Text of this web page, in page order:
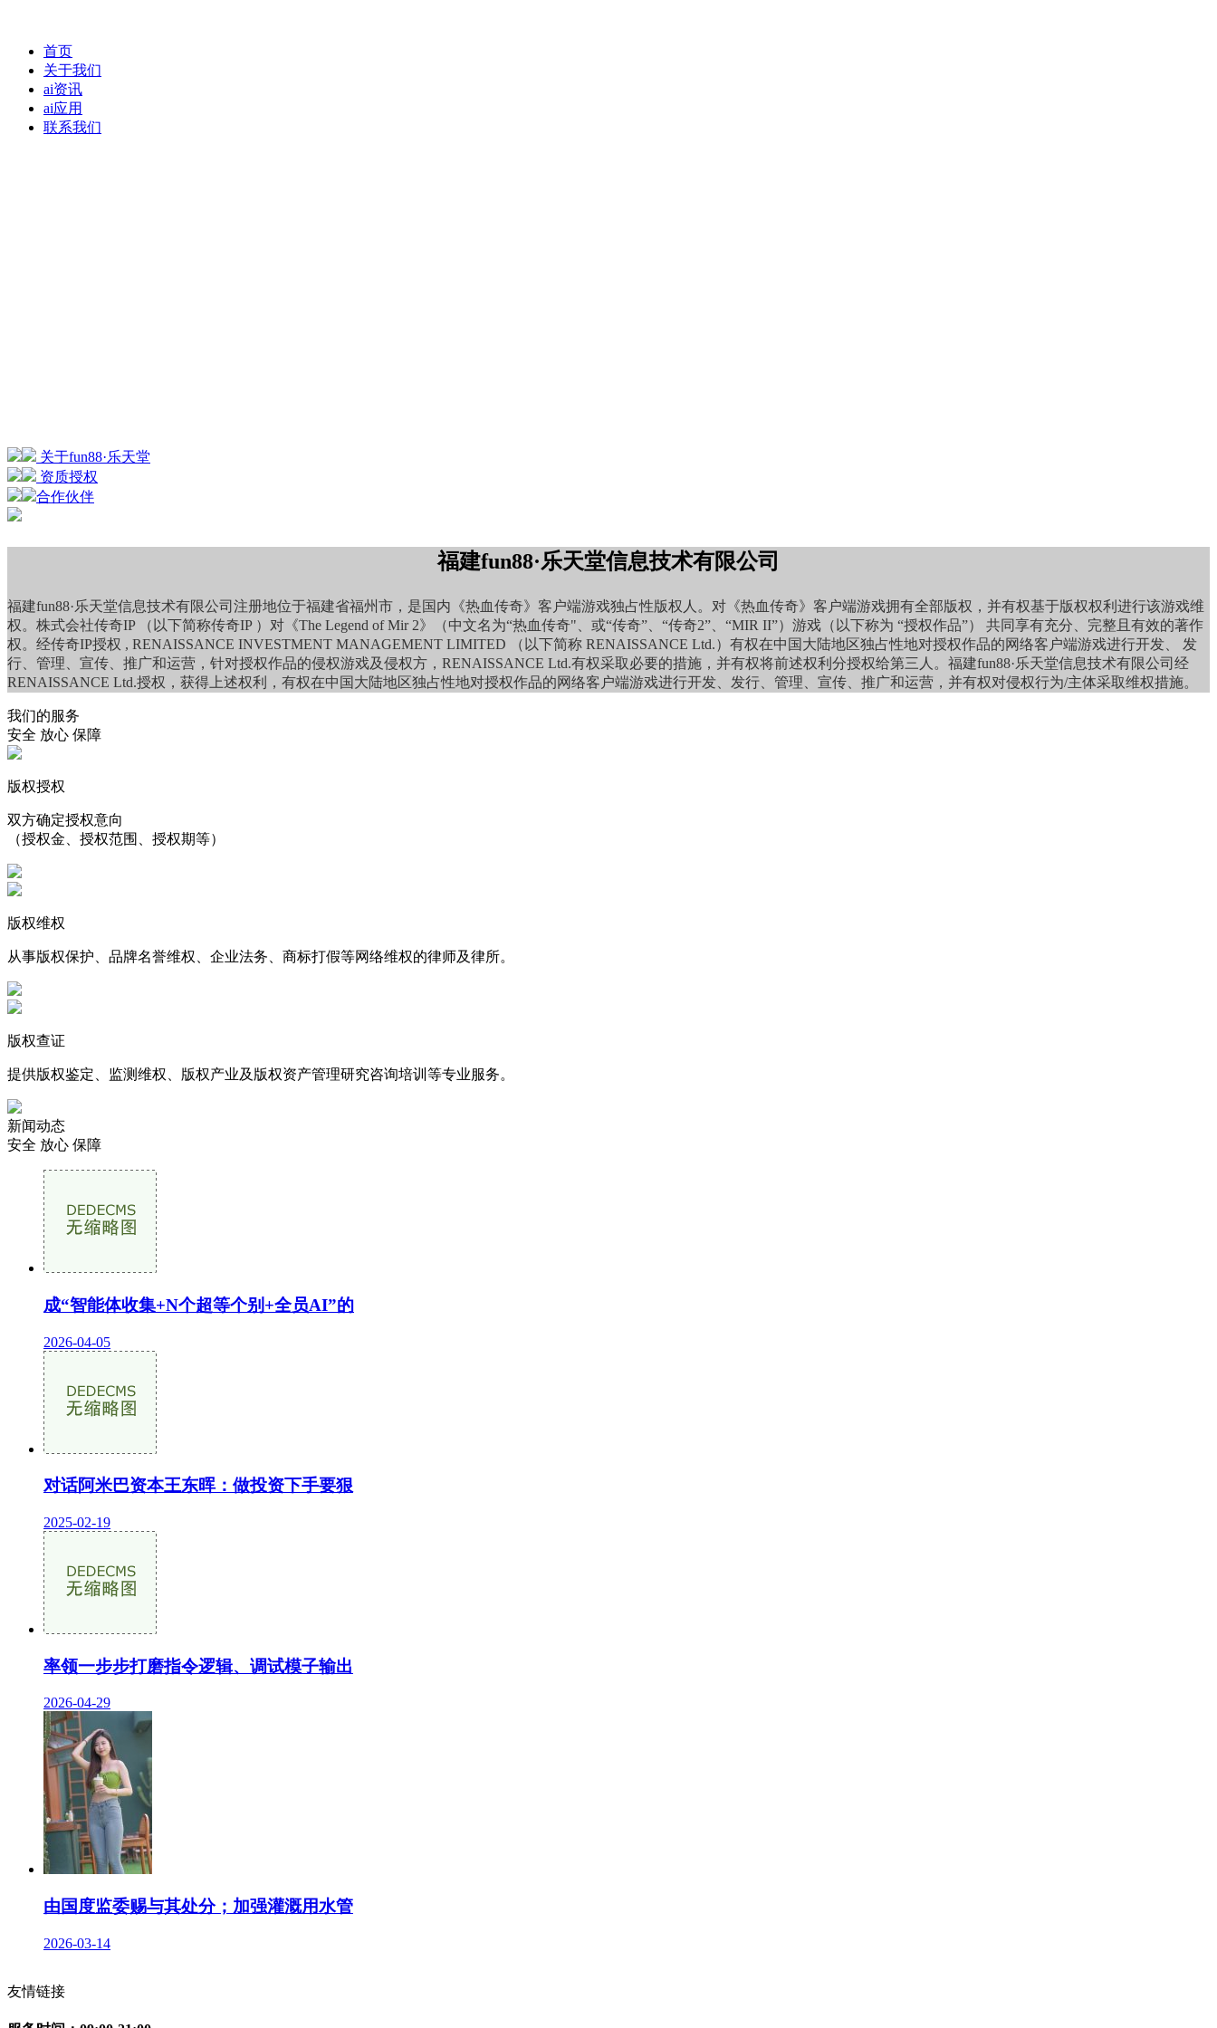
首页
关于我们
ai资讯
ai应用
联系我们
关于fun88·乐天堂
资质授权
合作伙伴
福建fun88·乐天堂信息技术有限公司
福建fun88·乐天堂信息技术有限公司注册地位于福建省福州市，是国内《热血传奇》客户端游戏独占性版权人。对《热血传奇》客户端游戏拥有全部版权，并有权基于版权权利进行该游戏维
权。株式会社传奇IP （以下简称传奇IP ）对《The Legend of Mir 2》（中文名为“热血传奇"、或“传奇”、“传奇2”、“MIR II”）游戏（以下称为 “授权作品”） 共同享有充分、完整且有效的著作
权。经传奇IP授权 , RENAISSANCE INVESTMENT MANAGEMENT LIMITED （以下简称 RENAISSANCE Ltd.）有权在中国大陆地区独占性地对授权作品的网络客户端游戏进行开发、 发
行、管理、宣传、推广和运营，针对授权作品的侵权游戏及侵权方，RENAISSANCE Ltd.有权采取必要的措施，并有权将前述权利分授权给第三人。福建fun88·乐天堂信息技术有限公司经
RENAISSANCE Ltd.授权，获得上述权利，有权在中国大陆地区独占性地对授权作品的网络客户端游戏进行开发、发行、管理、宣传、推广和运营，并有权对侵权行为/主体采取维权措施。
我们的服务
安全 放心 保障
版权授权
双方确定授权意向
（授权金、授权范围、授权期等）
版权维权
从事版权保护、品牌名誉维权、企业法务、商标打假等网络维权的律师及律所。
版权查证
提供版权鉴定、监测维权、版权产业及版权资产管理研究咨询培训等专业服务。
新闻动态
安全 放心 保障
成“智能体收集+N个超等个别+全员AI”的
2026-04-05
对话阿米巴资本王东晖：做投资下手要狠
2025-02-19
率领一步步打磨指令逻辑、调试模子输出
2026-04-29
由国度监委赐与其处分；加强灌溉用水管
2026-03-14
友情链接